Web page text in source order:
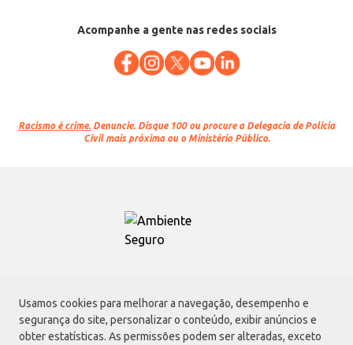
Usamos cookies para melhorar a navegação, desempenho e
segurança do site, personalizar o conteúdo, exibir anúncios e
obter estatísticas. As permissões podem ser alteradas, exceto
Acompanhe a gente nas redes sociais
Racismo é crime. Denuncie. Disque 100 ou procure a Delegacia de Polícia
Civil mais próxima ou o Ministério Público.
Atacadão S.A.
Avenida Morvan Dias de Figueiredo, 6169, Vila Maria, São Paulo - SP | CEP
02170-901 | CNPJ: 75.315.333/0001-09